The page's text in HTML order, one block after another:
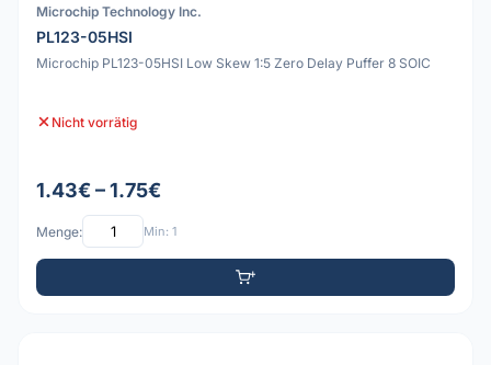
Microchip Technology Inc.
PL123-05HSI
Microchip PL123-05HSI Low Skew 1:5 Zero Delay Puffer 8 SOIC
Nicht vorrätig
1.43€ – 1.75€
Menge: Min: 1